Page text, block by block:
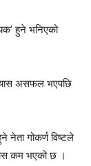
हुने भनिएको
असफल भएपछि
गोकर्ण विष्टले
कम भएको छ ।